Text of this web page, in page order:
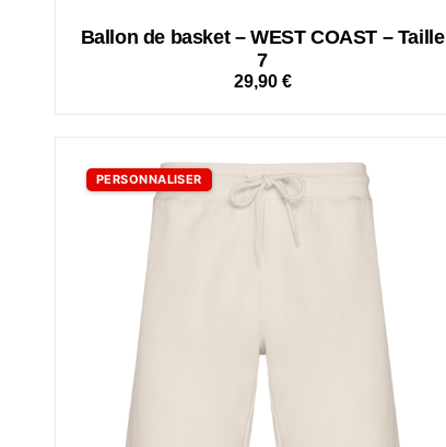
Ballon de basket – WEST COAST – Taille
7
29,90 €
PERSONNALISER